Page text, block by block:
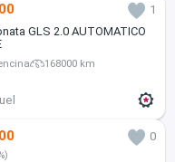
1
GLS 2.0 AUTOMATICO
168000 km
0